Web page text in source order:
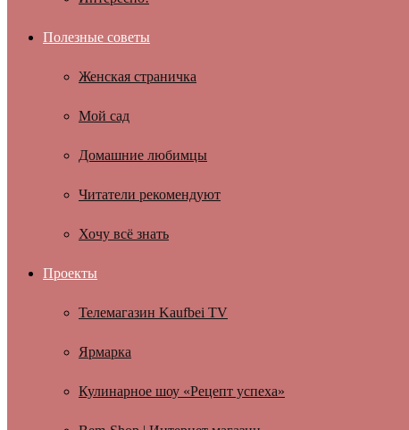
Полезные советы
Женская страничка
Мой сад
Домашние любимцы
Читатели рекомендуют
Хочу всё знать
Проекты
Телемагазин Kaufbei TV
Ярмарка
Кулинарное шоу «Рецепт успеха»